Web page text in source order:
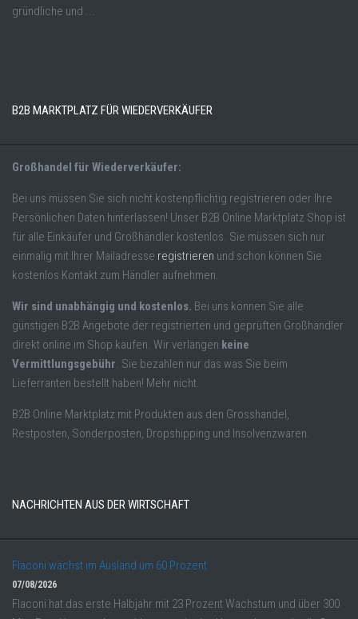
gründliche und ...
B2B MARKTPLATZ FÜR WIEDERVERKÄUFER
Großhandel für Wiederverkäufer:
Bei uns müssen Sie sich nicht kostenpflichtig registrieren oder Ihre
Persönlichen Daten hinterlassen! Unser B2B Online Marktplatz Shop ist
für alle Einkäufer und Großhändler kostenlos. Sie müssen sich nur
einmalig mit Ihrer Mailadresse registrieren und schon können Sie
kostenlos Kontakt zum Händler aufnehmen.
Wir sind unabhängig und kostenlos. Bei uns können Sie alle
günstigen B2B Angebote der registrierten und geprüften Großhändler
direkt online im Shop kaufen. Wir verlangen keine
Vermittlungsgebühr. Sie bezahlen nur das was Sie beim
Lieferranten bestellt haben! Mehr nicht.
B2B Online Marktplatz mit Produkten aus den Grosshandel,
Restposten, Sonderposten, Dropshipping und Insolvenzwaren.
NACHRICHTEN AUS DER WIRTSCHAFT
Flaconi wächst im Ausland um 60 Prozent
07/08/2026
Flaconi hat das erste Halbjahr mit 23 Prozent Wachstum und über 300